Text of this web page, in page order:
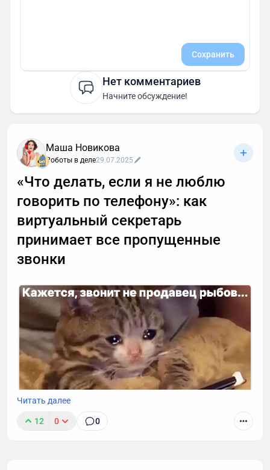
Сохранить
Нет комментариев
Начните обсуждение!
Маша Новикова
Роботы в деле29.07.2025
«Что делать, если я не люблю
говорить по телефону»: как
виртуальный секретарь
принимает все пропущенные
звонки
Читать далее
12 0 0